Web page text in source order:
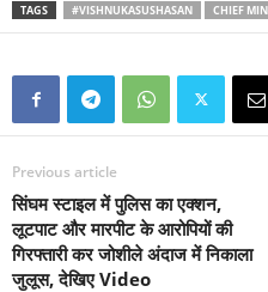
TAGS #VISHNUKASUSHASAN CHIEF
Previous article
सिंघम स्टाइल में पुलिस का एक्शन,
लूटपाट और मारपीट के आरोपियों की
गिरफ्तारी कर जोशीले अंदाज में निकाला
जुलूस, देखिए Video